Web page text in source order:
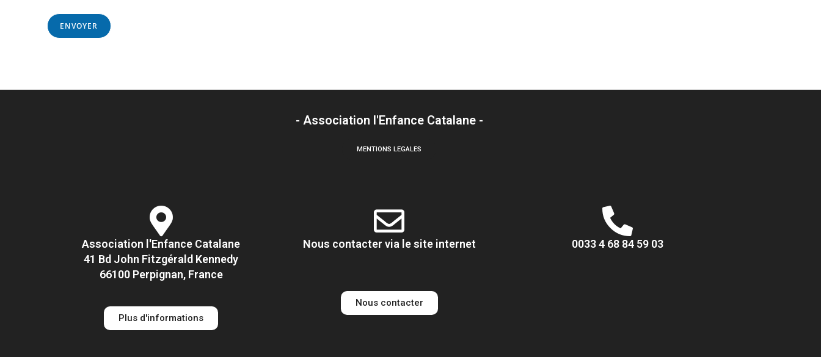
ENVOYER
- Association l'Enfance Catalane -
MENTIONS LEGALES
Association l'Enfance Catalane
41 Bd John Fitzgérald Kennedy
66100 Perpignan, France
Plus d'informations
Nous contacter via le site internet
Nous contacter
0033 4 68 84 59 03